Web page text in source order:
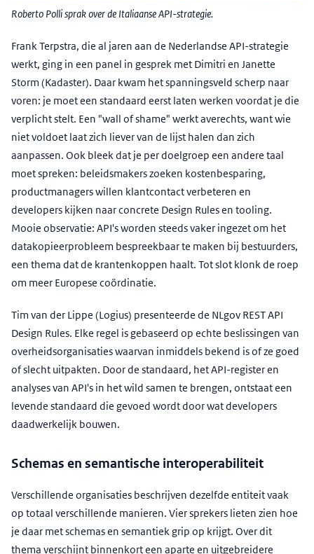
Roberto Polli sprak over de Italiaanse API-strategie.
Frank Terpstra, die al jaren aan de Nederlandse API-strategie
werkt, ging in een panel in gesprek met Dimitri en Janette
Storm (Kadaster). Daar kwam het spanningsveld scherp naar
voren: je moet een standaard eerst laten werken voordat je die
verplicht stelt. Een "wall of shame" werkt averechts, want wie
niet voldoet laat zich liever van de lijst halen dan zich
aanpassen. Ook bleek dat je per doelgroep een andere taal
moet spreken: beleidsmakers zoeken kostenbesparing,
productmanagers willen klantcontact verbeteren en
developers kijken naar concrete Design Rules en tooling.
Mooie observatie: API's worden steeds vaker ingezet om het
datakopieerprobleem bespreekbaar te maken bij bestuurders,
een thema dat de krantenkoppen haalt. Tot slot klonk de roep
om meer Europese coördinatie.
Tim van der Lippe (Logius) presenteerde de NLgov REST API
Design Rules. Elke regel is gebaseerd op echte beslissingen van
overheidsorganisaties waarvan inmiddels bekend is of ze goed
of slecht uitpakten. Door de standaard, het API-register en
analyses van API's in het wild samen te brengen, ontstaat een
levende standaard die gevoed wordt door wat developers
daadwerkelijk bouwen.
Schemas en semantische interoperabiliteit
Verschillende organisaties beschrijven dezelfde entiteit vaak
op totaal verschillende manieren. Vier sprekers lieten zien hoe
je daar met schemas en semantiek grip op krijgt. Over dit
thema verschijnt binnenkort een aparte en uitgebreidere